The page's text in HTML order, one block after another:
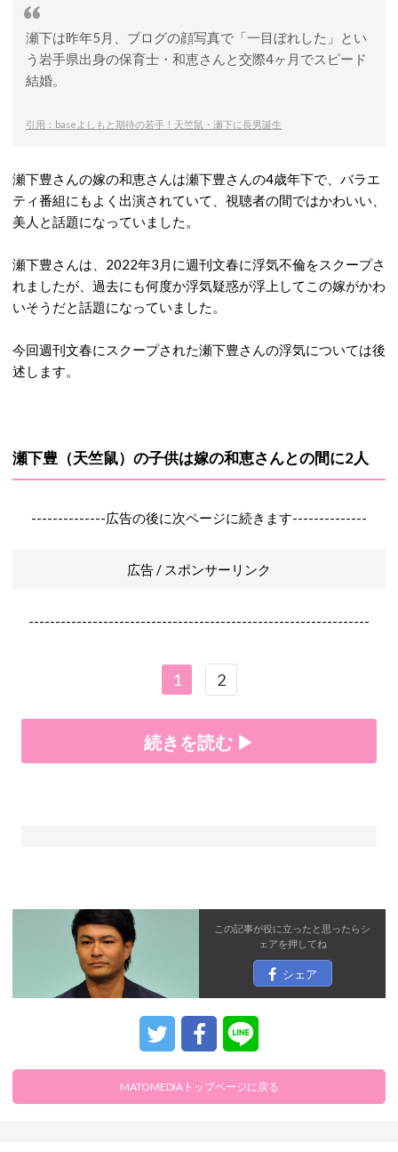
瀬下は昨年5月、ブログの顔写真で「一目ぼれした」とい
う岩手県出身の保育士・和恵さんと交際4ヶ月でスピード
結婚。
引用：baseよしもと期待の若手！天竺鼠・瀬下に長男誕生
瀬下豊さんの嫁の和恵さんは瀬下豊さんの4歳年下で、バラエ
ティ番組にもよく出演されていて、視聴者の間ではかわいい、
美人と話題になっていました。
瀬下豊さんは、2022年3月に週刊文春に浮気不倫をスクープさ
れましたが、過去にも何度か浮気疑惑が浮上してこの嫁がかわ
いそうだと話題になっていました。
今回週刊文春にスクープされた瀬下豊さんの浮気については後
述します。
瀬下豊（天竺鼠）の子供は嫁の和恵さんとの間に2人
--------------広告の後に次ページに続きます--------------
広告 / スポンサーリンク
----------------------------------------------------------------
1 2
続きを読む ▶
この記事が役に立ったと思ったらシ
ェアを押してね
シェア
MATOMEDIAトップページに戻る